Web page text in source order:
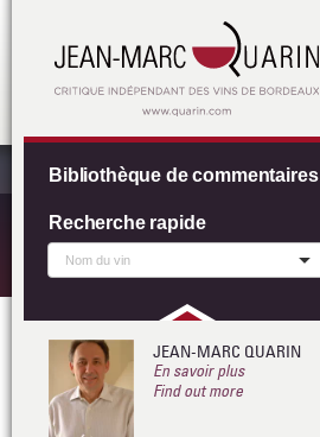
Bibliothèque de commentaires
Recherche rapide
JEAN-MARC QUARIN
En savoir plus
Find out more